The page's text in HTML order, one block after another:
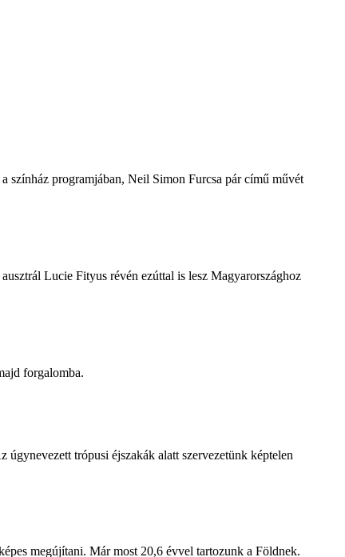
színház programjában, Neil Simon Furcsa pár című művét
Lucie Fityus révén ezúttal is lesz Magyarországhoz
forgalomba.
trópusi éjszakák alatt szervezetünk képtelen
megújítani. Már most 20,6 évvel tartozunk a Földnek.